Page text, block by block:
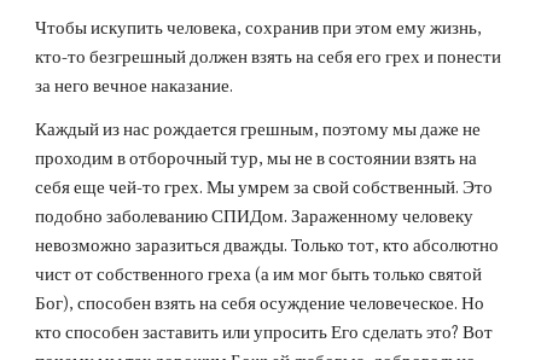
Чтобы искупить человека, сохранив при этом ему жизнь,
кто-то безгрешный должен взять на себя его грех и понести
за него вечное наказание.
Каждый из нас рождается грешным, поэтому мы даже не
проходим в отборочный тур, мы не в состоянии взять на
себя еще чей-то грех. Мы умрем за свой собственный. Это
подобно заболеванию СПИДом. Зараженному человеку
невозможно заразиться дважды. Только тот, кто абсолютно
чист от собственного греха (а им мог быть только святой
Бог), способен взять на себя осуждение человеческое. Но
кто способен заставить или упросить Его сделать это? Вот